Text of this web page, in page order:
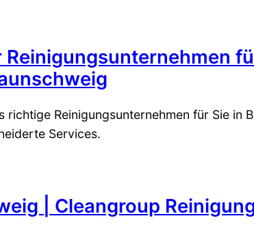
richtige Reinigungsunternehmen für Sie in
Services.
| Cleangroup